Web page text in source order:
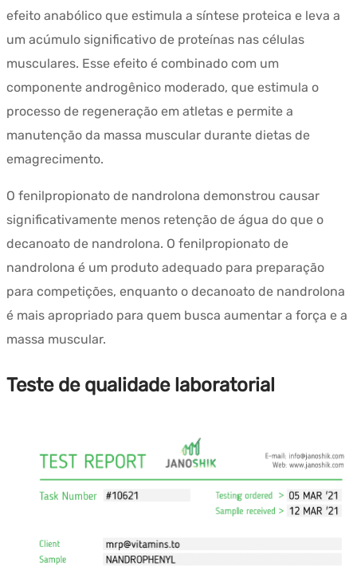
efeito anabólico que estimula a síntese proteica e leva a
um acúmulo significativo de proteínas nas células
musculares. Esse efeito é combinado com um
componente androgênico moderado, que estimula o
processo de regeneração em atletas e permite a
manutenção da massa muscular durante dietas de
emagrecimento.
O fenilpropionato de nandrolona demonstrou causar
significativamente menos retenção de água do que o
decanoato de nandrolona. O fenilpropionato de
nandrolona é um produto adequado para preparação
para competições, enquanto o decanoato de nandrolona
é mais apropriado para quem busca aumentar a força e a
massa muscular.
Teste de qualidade laboratorial